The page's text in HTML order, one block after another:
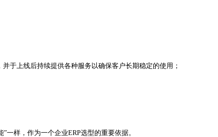
上线后持续提供各种服务以确保客户长期稳定的使用；
样，作为一个企业ERP选型的重要依据。